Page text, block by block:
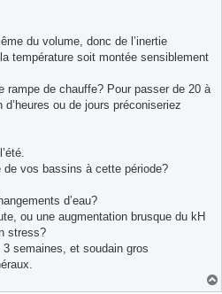
du volume, donc de l’inertie
température soit montée sensiblement
rampe de chauffe? Pour passer de 20 à
ou de jours préconiseriez
vos bassins à cette période?
d’eau?
ou une augmentation brusque du kH
stress?
semaines, et soudain gros